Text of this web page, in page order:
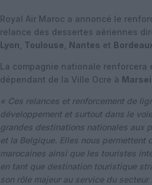
Royal Air Maroc a annoncé le
relance des dessertes aériennes
Lyon Toulouse Nantes et
La compagnie nationale renforcera
dépendant de la Ville Ocre à
« Ces relances et renforcement de
développement et surtout dans le
grandes destinations nationales aux
et la Belgique. Elles nous permettent
marocaines ainsi que les touristes
en tant que destination touristique
son rôle majeur au service du